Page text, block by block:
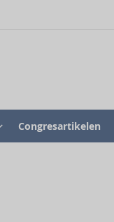
Congresartikelen